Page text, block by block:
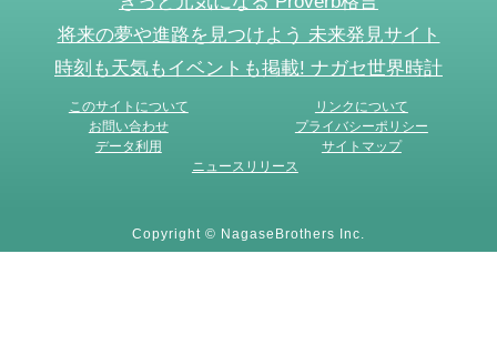
将来の夢や進路を見つけよう 未来発見サイト
時刻も天気もイベントも掲載! ナガセ世界時計
このサイトについて
リンクについて
お問い合わせ
プライバシーポリシー
データ利用
サイトマップ
ニュースリリース
Copyright © NagaseBrothers Inc.